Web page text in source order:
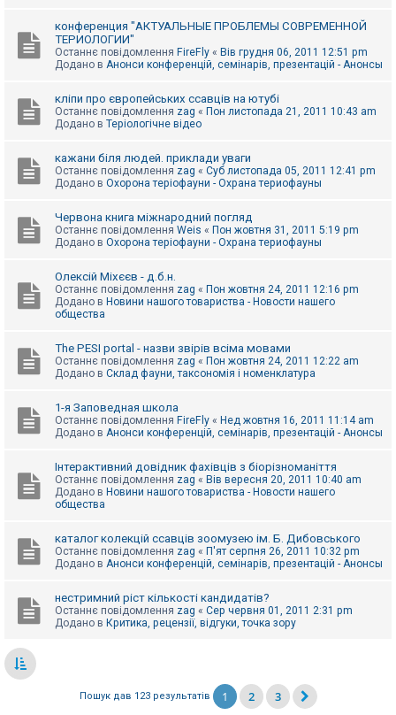
конференция "АКТУАЛЬНЫЕ ПРОБЛЕМЫ СОВРЕМЕННОЙ
ТЕРИОЛОГИИ"
Останнє повідомлення FireFly « Вів грудня 06, 2011 12:51 pm
Додано в Анонси конференцій, семінарів, презентацій - Анонсы
кліпи про європейських ссавців на ютубі
Останнє повідомлення zag « Пон листопада 21, 2011 10:43 am
Додано в Теріологічне відео
кажани біля людей. приклади уваги
Останнє повідомлення zag « Суб листопада 05, 2011 12:41 pm
Додано в Охорона теріофауни - Охрана териофауны
Червона книга міжнародний погляд
Останнє повідомлення Weis « Пон жовтня 31, 2011 5:19 pm
Додано в Охорона теріофауни - Охрана териофауны
Олексій Міхєєв - д.б.н.
Останнє повідомлення zag « Пон жовтня 24, 2011 12:16 pm
Додано в Новини нашого товариства - Новости нашего
общества
The PESI portal - назви звірів всіма мовами
Останнє повідомлення zag « Пон жовтня 24, 2011 12:22 am
Додано в Склад фауни, таксономія і номенклатура
1-я Заповедная школа
Останнє повідомлення FireFly « Нед жовтня 16, 2011 11:14 am
Додано в Анонси конференцій, семінарів, презентацій - Анонсы
Інтерактивний довідник фахівців з біорізноманіття
Останнє повідомлення zag « Вів вересня 20, 2011 10:40 am
Додано в Новини нашого товариства - Новости нашего
общества
каталог колекцій ссавців зоомузею ім. Б. Дибовського
Останнє повідомлення zag « П'ят серпня 26, 2011 10:32 pm
Додано в Анонси конференцій, семінарів, презентацій - Анонсы
нестримний ріст кількості кандидатів?
Останнє повідомлення zag « Сер червня 01, 2011 2:31 pm
Додано в Критика, рецензії, відгуки, точка зору
Пошук дав 123 результатів 1 2 3